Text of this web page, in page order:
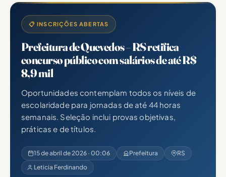
📋 INSCRIÇÕES ABERTAS
Prefeitura de Quevedos – RS retifica
concurso público com salários de até R$
8,9 mil
Oportunidades contemplam todos os níveis de
escolaridade para jornadas de até 44 horas
semanais. Seleção inclui provas objetivas,
práticas e de títulos.
15 de abril de 2026 · 00:06 Prefeitura
RS
Leticia Ferdinando